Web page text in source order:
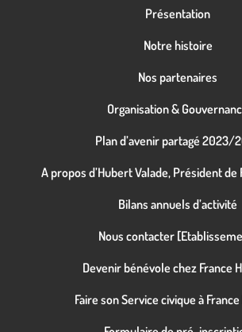
Présentation
Notre histoire
Nos partenaires
Organisation &
Plan d’avenir partagé 2023/
A propos d’Hubert Valade, Président de
Bilans annuels d’activité
Nous contacter
Devenir bénévole chez France
Faire son Service civique à